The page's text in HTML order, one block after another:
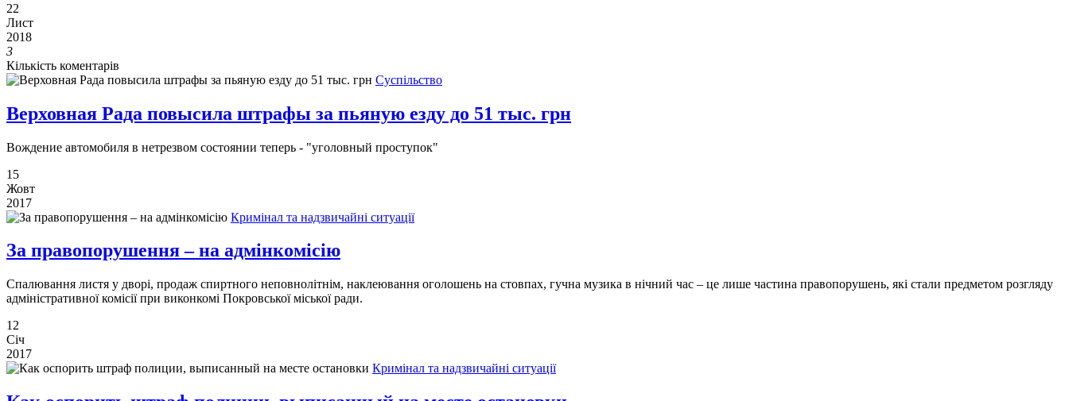
22
Лист
2018
3
Кількість коментарів
Суспільство
Верховная Рада повысила штрафы за пьяную езду до 51 тыс. грн
Вождение автомобиля в нетрезвом состоянии теперь - "уголовный проступок"
15
Жовт
2017
Кримінал та надзвичайні ситуації
За правопорушення – на адмінкомісію
Спалювання листя у дворі, продаж спиртного неповнолітнім, наклеювання оголошень на стовпах, гучна музика в нічний час – це лише частина правопорушень, які стали предметом розгляду
адміністративної комісії при виконкомі Покровської міської ради.
12
Січ
2017
Кримінал та надзвичайні ситуації